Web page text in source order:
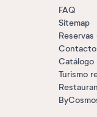
FAQ
Sitemap
Reservas
Contacto
Catálogo
Turismo